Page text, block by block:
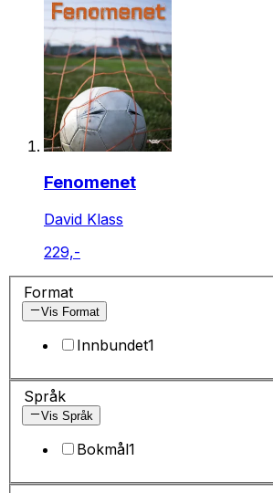
Fenomenet
David Klass
229,-
Format
Vis Format
Innbundet1
Språk
Vis Språk
Bokmål1